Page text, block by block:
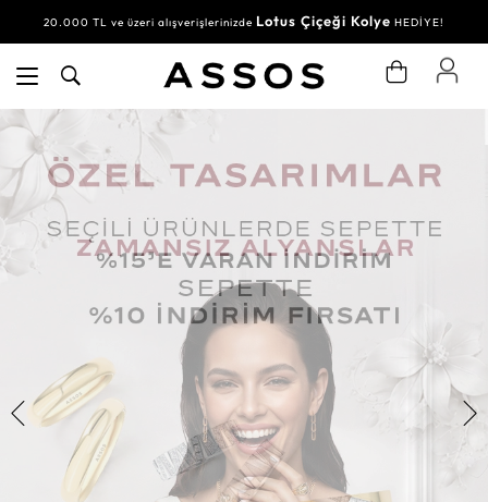
20.000 TL ve üzeri alışverişlerinizde Lotus Çiçeği Kolye HEDİYE!